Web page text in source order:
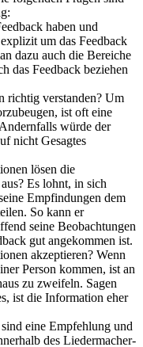
haben und
um das Feedback
dazu auch die Bereiche
das Feedback beziehen
richtig verstanden? Um
ist oft eine
würde der
nicht Gesagtes
lösen die
Es lohnt, in sich
Empfindungen dem
So kann er
seine Beobachtungen
gut angekommen ist.
akzeptieren? Wenn
Person kommen, ist an
zu zweifeln. Sagen
ist die Information eher
eine Empfehlung und
des Liedermacher-